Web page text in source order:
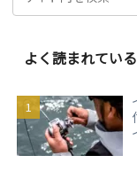
よく読まれてい